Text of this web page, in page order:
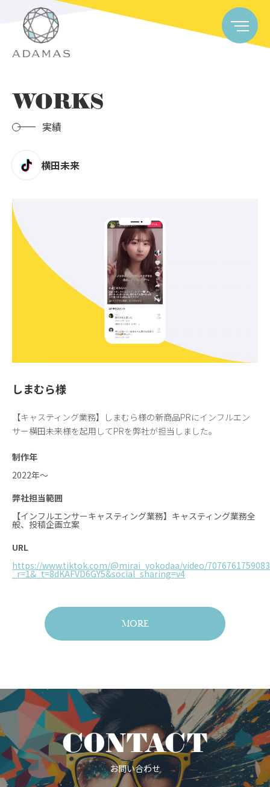
WORKS
実績
横田未来
しまむら様
【キャスティング業務】しまむら様の新商品PRにインフルエン
サー横田未来様を起用してPRを弊社が担当しました。
制作年
2022年〜
弊社担当範囲
【インフルエンサーキャスティング業務】キャスティング業務全
般、投稿企画立案
URL
https://www.tiktok.com/@mirai_yokodaa/video/
_r=1&_t=8dKAFVD6GY5&social_sharing=v4
MORE
CONTACT
お問い合わせ